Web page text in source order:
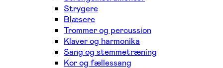
Strygere
Blæsere
Trommer og percussion
Klaver og harmonika
Sang og stemmetræning
Kor og fællessang